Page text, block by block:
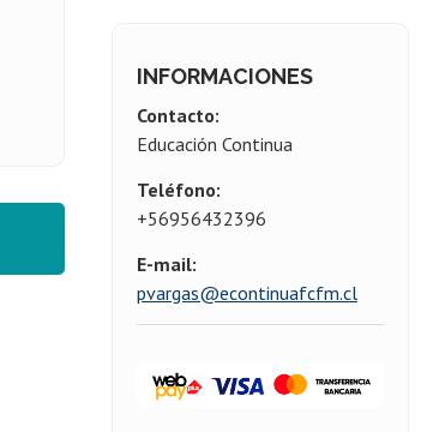
INFORMACIONES
Contacto:
Educación Continua
Teléfono:
+56956432396
E-mail:
pvargas@econtinuafcfm.cl